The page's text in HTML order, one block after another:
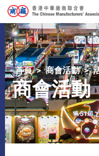
首頁 商會活動
商會活動